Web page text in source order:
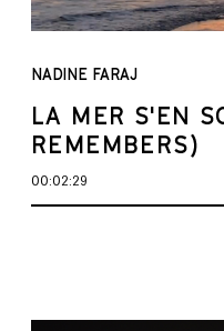
NADINE FARAJ
LA MER S'EN
REMEMBERS)
00:02:29